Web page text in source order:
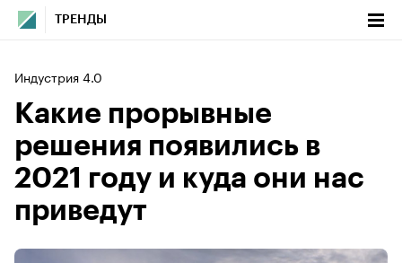
ТРЕНДЫ
Индустрия 4.0
Какие прорывные
решения появились в
2021 году и куда они нас
приведут